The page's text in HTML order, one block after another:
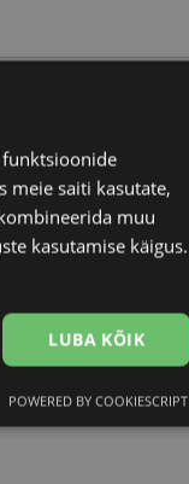
funktsioonide
meie saiti kasutate,
muu
kasutamise käigus.
LUBA KÕIK
Eelistused
POWERED BY COOKIESCRIPT